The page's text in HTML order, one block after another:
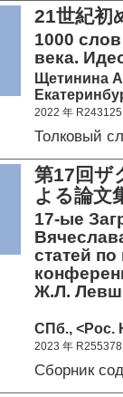
21世紀初
1000
века.
Щетинина
2022 年 R243125
Толковый
第17回ザ
よる論文
17-ые
статей
Ж.Л.
СПб., <Рос.
2023 年 R255378
Сборник